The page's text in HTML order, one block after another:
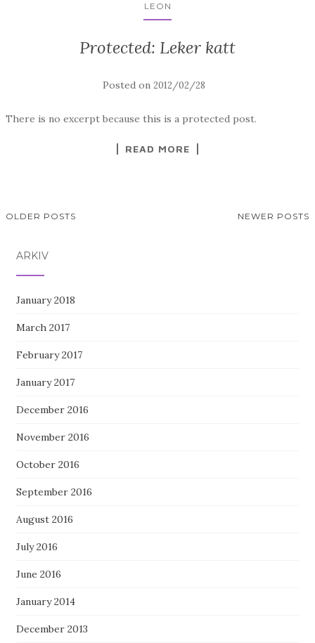
LEON
Protected: Leker katt
Posted on 2012/02/28
There is no excerpt because this is a protected post.
READ MORE
POSTS NAVIGATION
OLDER POSTS NEWER POSTS
ARKIV
January 2018
March 2017
February 2017
January 2017
December 2016
November 2016
October 2016
September 2016
August 2016
July 2016
June 2016
January 2014
December 2013